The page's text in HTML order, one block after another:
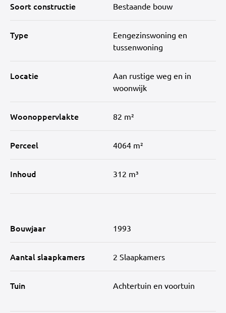
Soort constructie Bestaande bouw
Type
Eengezinswoning en
tussenwoning
Locatie
Aan rustige weg en in
woonwijk
Woonoppervlakte 82 m²
Perceel 4064 m²
Inhoud 312 m³
Bouwjaar 1993
Aantal slaapkamers 2 Slaapkamers
Tuin Achtertuin en voortuin